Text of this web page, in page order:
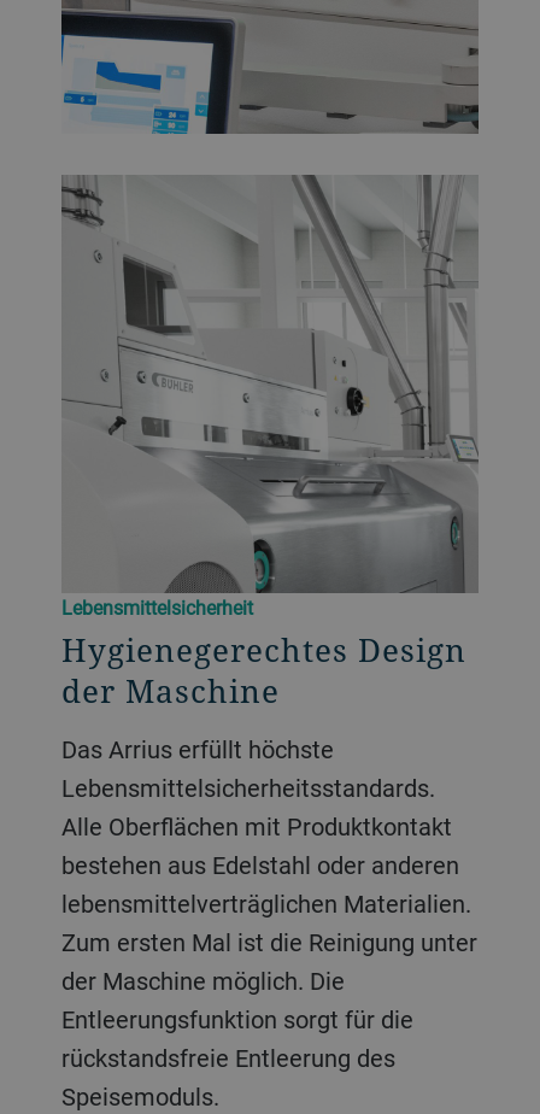
Lebensmittelsicherheit
Hygienegerechtes Design
der Maschine
Das Arrius erfüllt höchste
Lebensmittelsicherheitsstandards.
Alle Oberflächen mit Produktkontakt
bestehen aus Edelstahl oder anderen
lebensmittelverträglichen Materialien.
Zum ersten Mal ist die Reinigung unter
der Maschine möglich. Die
Entleerungsfunktion sorgt für die
rückstandsfreie Entleerung des
Speisemoduls.